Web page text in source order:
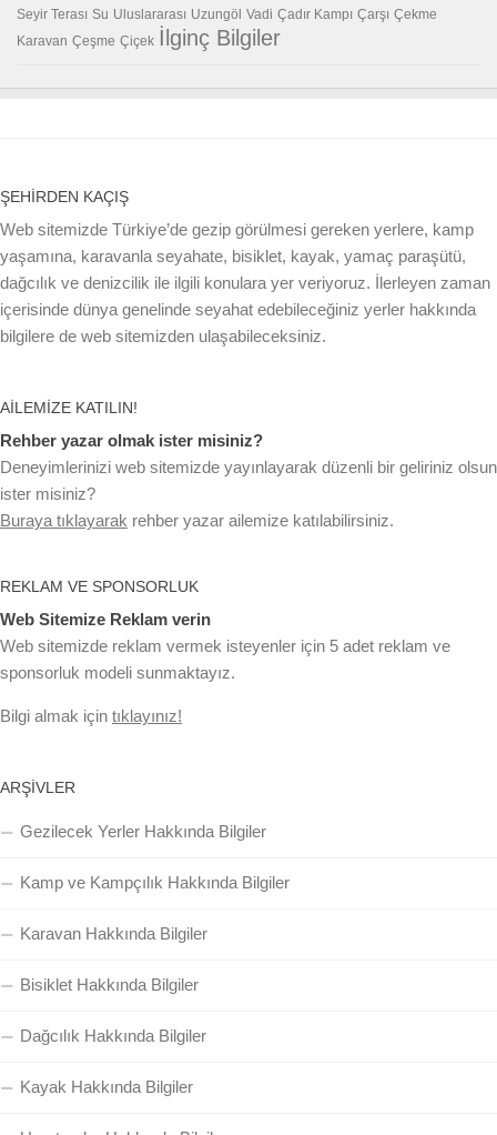
Seyir Terası Su Uluslararası Uzungöl Vadi Çadır Kampı Çarşı Çekme
Karavan Çeşme Çiçek İlginç Bilgiler
ŞEHIRDEN KAÇIŞ
Web sitemizde Türkiye’de gezip görülmesi gereken yerlere, kamp
yaşamına, karavanla seyahate, bisiklet, kayak, yamaç paraşütü,
dağcılık ve denizcilik ile ilgili konulara yer veriyoruz. İlerleyen zaman
içerisinde dünya genelinde seyahat edebileceğiniz yerler hakkında
bilgilere de web sitemizden ulaşabileceksiniz.
AILEMIZE KATILIN!
Rehber yazar olmak ister misiniz?
Deneyimlerinizi web sitemizde yayınlayarak düzenli bir geliriniz olsun
ister misiniz?
Buraya tıklayarak rehber yazar ailemize katılabilirsiniz.
REKLAM VE SPONSORLUK
Web Sitemize Reklam verin
Web sitemizde reklam vermek isteyenler için 5 adet reklam ve
sponsorluk modeli sunmaktayız.
Bilgi almak için tıklayınız!
ARŞIVLER
Gezilecek Yerler Hakkında Bilgiler
Kamp ve Kampçılık Hakkında Bilgiler
Karavan Hakkında Bilgiler
Bisiklet Hakkında Bilgiler
Dağcılık Hakkında Bilgiler
Kayak Hakkında Bilgiler